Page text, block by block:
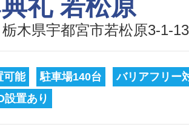
礼 若松原
木県宇都宮市若松原3-1-13
可能 駐車場140台
バリアフリー
設置あり